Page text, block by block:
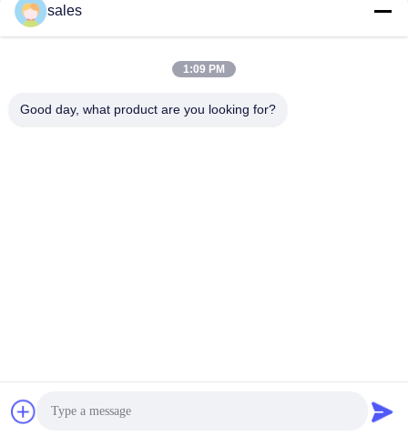
迅速な連絡
© 2020-2026 Yixing Futao Metal Structural Unit Co. Ltd . 無断転載
sales
1:09 PM
Good day, what product are you looking for?